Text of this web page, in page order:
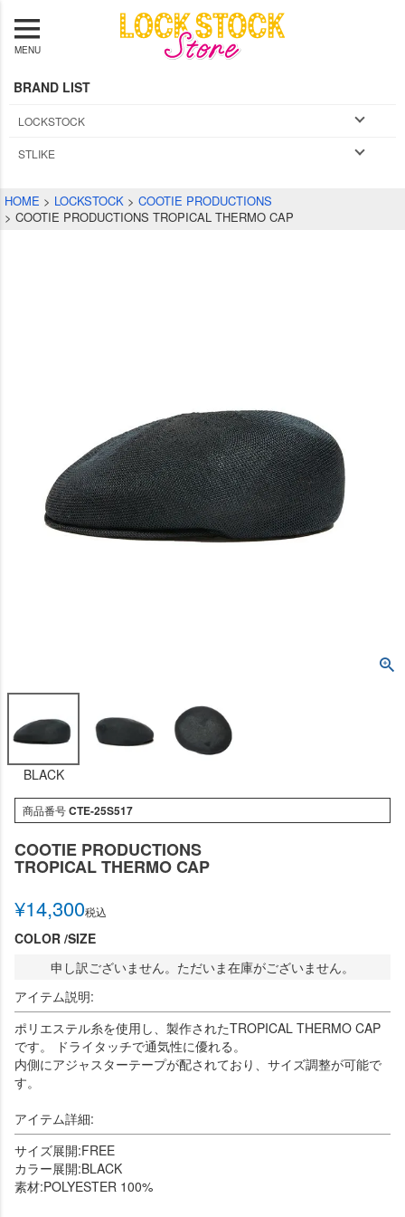
MENU
BRAND LIST
LOCKSTOCK
STLIKE
HOME LOCKSTOCK
COOTIE PRODUCTIONS
COOTIE PRODUCTIONS TROPICAL THERMO CAP
BLACK
商品番号CTE-25S517
COOTIE PRODUCTIONS
TROPICAL THERMO CAP
¥14,300税込
COLOR SIZE
申し訳ございません。ただいま在庫がございません。
アイテム説明:
ポリエステル糸を使用し、製作されたTROPICAL THERMO CAP
です。 ドライタッチで通気性に優れる。
内側にアジャスターテープが配されており、サイズ調整が可能で
す。
アイテム詳細:
サイズ展開:FREE
カラー展開:BLACK
素材:POLYESTER 100%